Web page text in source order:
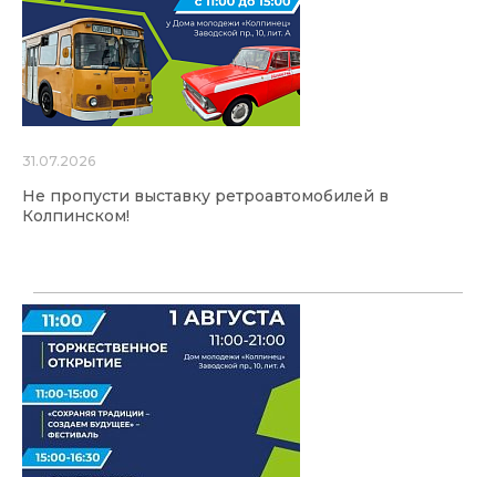
31.07.2026
Не пропусти выставку ретроавтомобилей в
Колпинском!